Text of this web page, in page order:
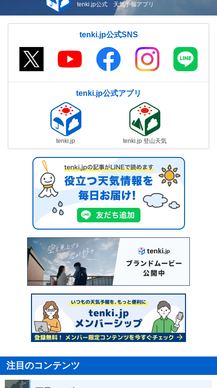
tenki.jp公式 天気予報アプリ
tenki.jp公式SNS
tenki.jp公式アプリ
tenki.jp tenki.jp 登山天気
注目のコンテンツ